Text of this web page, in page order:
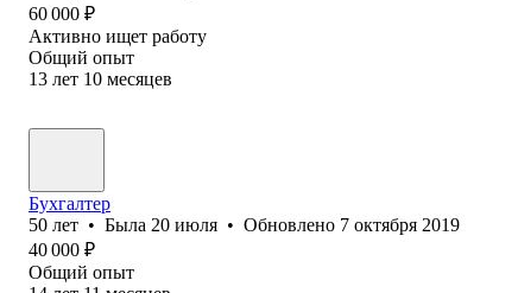
60 000 ₽
Активно ищет работу
Общий опыт
13 лет 10 месяцев
Бухгалтер
50 лет • Была 20 июля • Обновлено 7 октября 2019
40 000 ₽
Общий опыт